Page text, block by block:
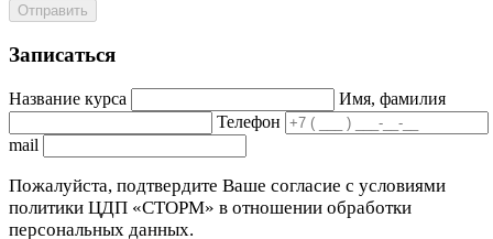
Отправить
Записаться
Название курса
Имя, фамилия
Телефон
mail
Пожалуйста, подтвердите Ваше согласие с условиями
политики ЦДП «СТОРМ» в отношении обработки
персональных данных.